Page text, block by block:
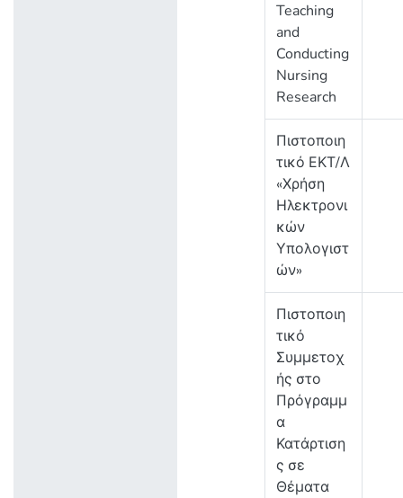
Teaching
and
Conducting
Nursing
Research
Πιστοποιη
τικό ΕΚΤ/Λ
«Χρήση
Ηλεκτρονι
κών
Υπολογιστ
ών»
Πιστοποιη
τικό
Συμμετοχ
ής στο
Πρόγραμμ
α
Κατάρτιση
ς σε
Θέματα